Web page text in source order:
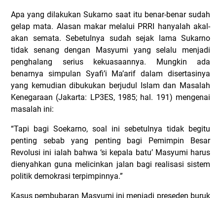
Apa yang dilakukan Sukarno saat itu benar-benar sudah
gelap mata. Alasan makar melalui PRRI hanyalah akal-
akan semata. Sebetulnya sudah sejak lama Sukarno
tidak senang dengan Masyumi yang selalu menjadi
penghalang serius kekuasaannya. Mungkin ada
benarnya simpulan Syafi’i Ma’arif dalam disertasinya
yang kemudian dibukukan berjudul Islam dan Masalah
Kenegaraan (Jakarta: LP3ES, 1985; hal. 191) mengenai
masalah ini:
“Tapi bagi Soekarno, soal ini sebetulnya tidak begitu
penting sebab yang penting bagi Pemimpin Besar
Revolusi ini ialah bahwa ‘si kepala batu’ Masyumi harus
dienyahkan guna melicinkan jalan bagi realisasi sistem
politik demokrasi terpimpinnya.”
Kasus pembubaran Masyumi ini menjadi preseden buruk